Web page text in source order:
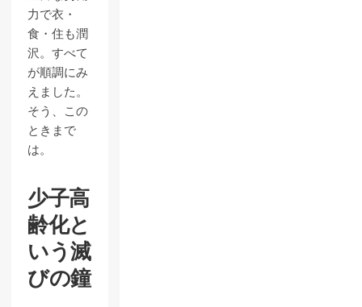
力で衣・
食・住も潤
沢。すべて
が順調にみ
えました。
そう、この
ときまで
は。
少子高
齢化と
いう滅
びの鐘